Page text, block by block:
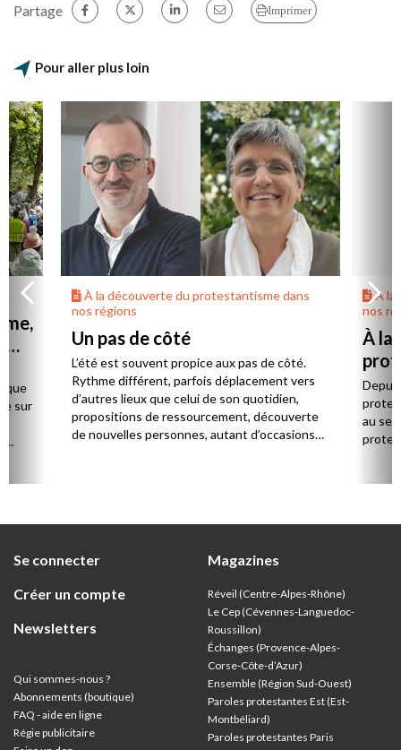
Partage Imprimer
Pour aller plus loin
sur
À la découverte du protestantisme dans
nos régions
Un pas de côté
L’été est souvent propice aux pas de côté.
Rythme différent, parfois déplacement vers
d’autres lieux que celui de son quotidien,
propositions de ressourcement, découverte
de nouvelles personnes, autant d’occasions
À la
nos
À la
au
Se connecter
Créer un compte
Newsletters
Qui sommes-nous ?
Abonnements (boutique)
FAQ - aide en ligne
Régie publicitaire
Magazines
Réveil (Centre-Alpes-Rhône)
Le Cep (Cévennes-Languedoc-
Roussillon)
Échanges (Provence-Alpes-
Corse-Côte-d’Azur)
Ensemble (Région Sud-Ouest)
Paroles protestantes Est (Est-
Montbéliard)
Paroles protestantes Paris